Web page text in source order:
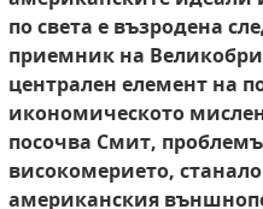
по света е възродена
приемник на
централен елемент на
икономическото
посочва Смит,
високомерието,
американския